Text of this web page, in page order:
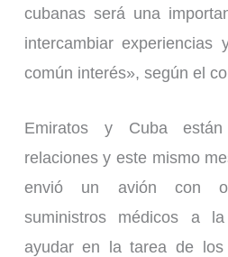
cubanas será una
intercambiar experiencias
común interés», según el
Emiratos y Cuba están
relaciones y este mismo
envió un avión con
suministros médicos a
ayudar en la tarea de los